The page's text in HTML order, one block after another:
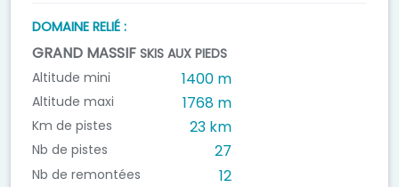
DOMAINE RELIÉ :
GRAND MASSIF SKIS AUX PIEDS
Altitude mini
1400 m
Altitude maxi 1768 m
Km de pistes 23 km
Nb de pistes 27
Nb de remontées 12